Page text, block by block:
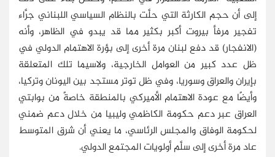
إلى أن حجم الكارثة التي حلَّت بالنظام السياسي اللبناني جرَّاء
تفجير مرفأ بيروت أكبر بكثير مما قد يبدو في الظاهر، وأنه
(الانفجار) قد دفع لبنان مرة أخرى إلى بؤرة الاهتمام الدولي في
ظل عدد كبير من العوامل الخارجية، ولاسيما تلك المتعلقة
بإيران والعراق وسوريا، وفي ظل توتر مستجد بين اليونان وتركيا،
وأيضًا مع عودة الاهتمام الأميركي بالمنطقة خاصةً من بوابتي
العراق عبر دعم حكومة الكاظمي وليبيا من خلال دعم ضمني
لحكومة الوفاق والمجلس الرئاسي، ما يعني أن شرق المتوسط
عاد مرة أخرى إلى سلَّم أولويات المجتمع الدولي.